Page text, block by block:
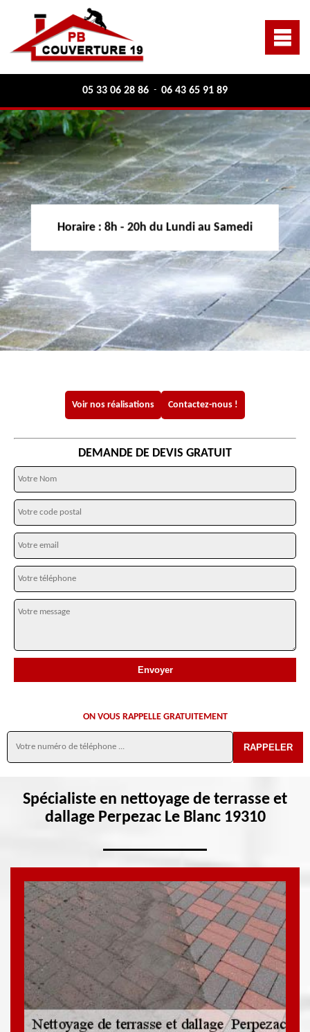
05 33 06 28 86 - 06 43 65 91 89
Horaire : 8h - 20h du Lundi au Samedi
Voir nos réalisations Contactez-nous !
DEMANDE DE DEVIS GRATUIT
ON VOUS RAPPELLE GRATUITEMENT
Spécialiste en nettoyage de terrasse et
dallage Perpezac Le Blanc 19310